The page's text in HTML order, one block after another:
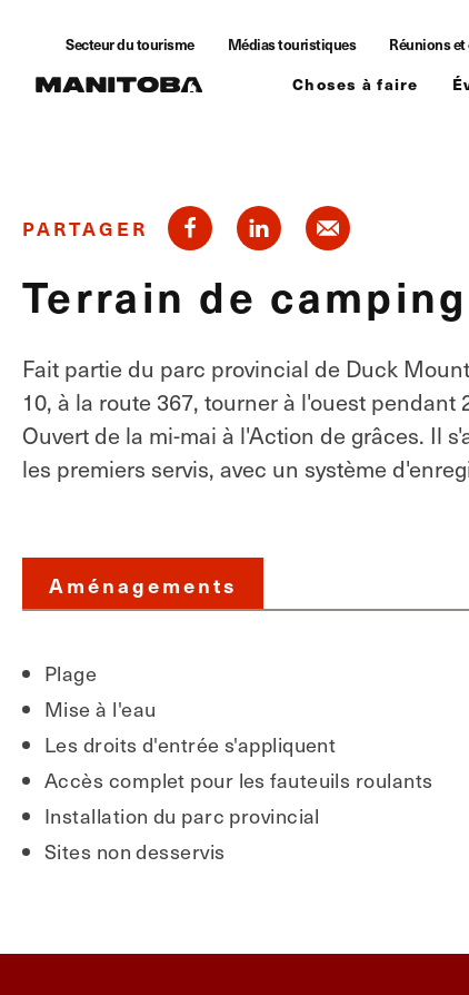
Secteur du tourisme Médias touristiques Réunions
Choses à faire
PARTAGER
Terrain de
Fait partie du parc provincial de Duck
10, à la route 367, tourner à l'ouest
Ouvert de la mi-mai à l'Action de grâces. Il
les premiers servis, avec un système
Aménagements
Plage
Mise à l'eau
Les droits d'entrée s'appliquent
Accès complet pour les fauteuils roulants
Installation du parc provincial
Sites non desservis